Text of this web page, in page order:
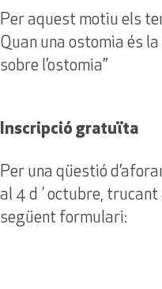
Per aquest motiu els
Quan una ostomia és
sobre l’ostomia”
Inscripció gratuïta
Per una qüestió
al 4 d´octubre, trucant
següent formulari: